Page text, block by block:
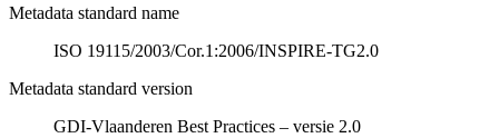
Metadata standard name
ISO 19115/2003/Cor.1:2006/INSPIRE-TG2.0
Metadata standard version
GDI-Vlaanderen Best Practices – versie 2.0